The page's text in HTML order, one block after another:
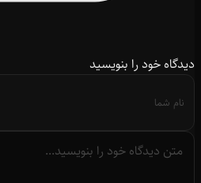
دیدگاه خود را بنویسید